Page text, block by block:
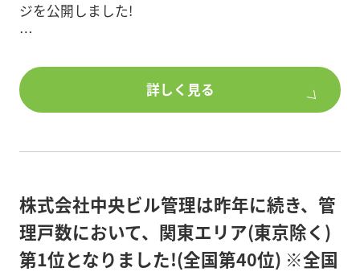
ジを公開しました!
将来に渡って競争に勝ち続けるマンションを目指し
ました。
詳しく見る
株式会社中央ビル管理は昨年に続き、管
理戸数において、関東エリア(東京除く)
第1位となりました!(全国第40位) ※全国